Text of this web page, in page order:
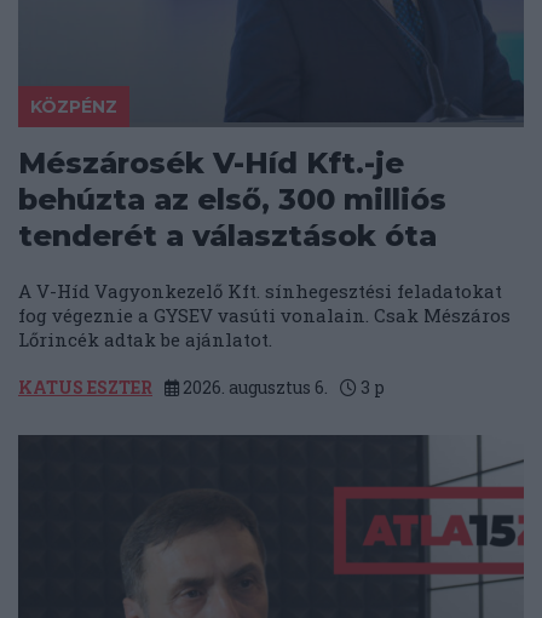
KÖZPÉNZ
Mészárosék V-Híd Kft.-je
behúzta az első, 300 milliós
tenderét a választások óta
A V-Híd Vagyonkezelő Kft. sínhegesztési feladatokat
fog végeznie a GYSEV vasúti vonalain. Csak Mészáros
Lőrincék adtak be ajánlatot.
KATUS ESZTER 2026. augusztus 6. 3 p